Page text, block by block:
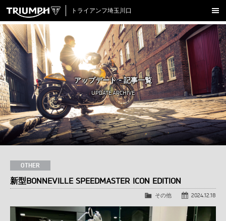
トライアンフ埼玉川口
新車在庫情報
試乗車一覧
認定中古車
アクセサリー
クロージング
アップデート
店舗情報
採用情報
TRIUMPH OFFICIAL SITE
LINE FacebookInstagram
X
アップデート - 記事一覧
UPDATE ARCHIVE
OTHER
新型BONNEVILLE SPEEDMASTER ICON EDITION
2024.12.18
その他